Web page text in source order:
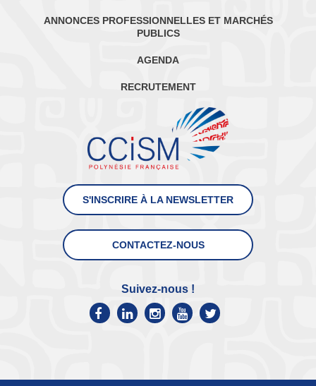
ANNONCES PROFESSIONNELLES ET MARCHÉS
PUBLICS
AGENDA
RECRUTEMENT
S'INSCRIRE À LA NEWSLETTER
CONTACTEZ-NOUS
Suivez-nous !